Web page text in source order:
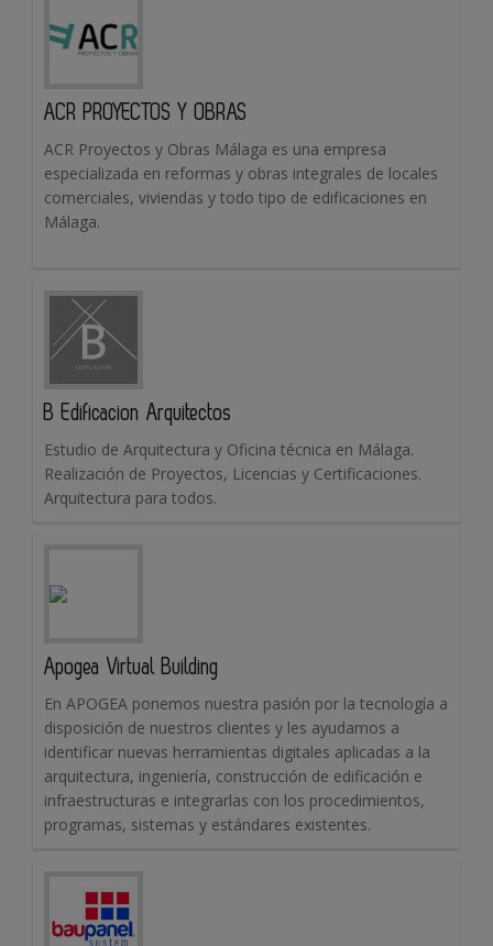
ACR PROYECTOS Y OBRAS
ACR Proyectos y Obras Málaga es una empresa
especializada en reformas y obras integrales de locales
comerciales, viviendas y todo tipo de edificaciones en
Málaga.
B Edificacion Arquitectos
Estudio de Arquitectura y Oficina técnica en Málaga.
Realización de Proyectos, Licencias y Certificaciones.
Arquitectura para todos.
Apogea Virtual Building
En APOGEA ponemos nuestra pasión por la tecnología a
disposición de nuestros clientes y les ayudamos a
identificar nuevas herramientas digitales aplicadas a la
arquitectura, ingeniería, construcción de edificación e
infraestructuras e integrarlas con los procedimientos,
programas, sistemas y estándares existentes.